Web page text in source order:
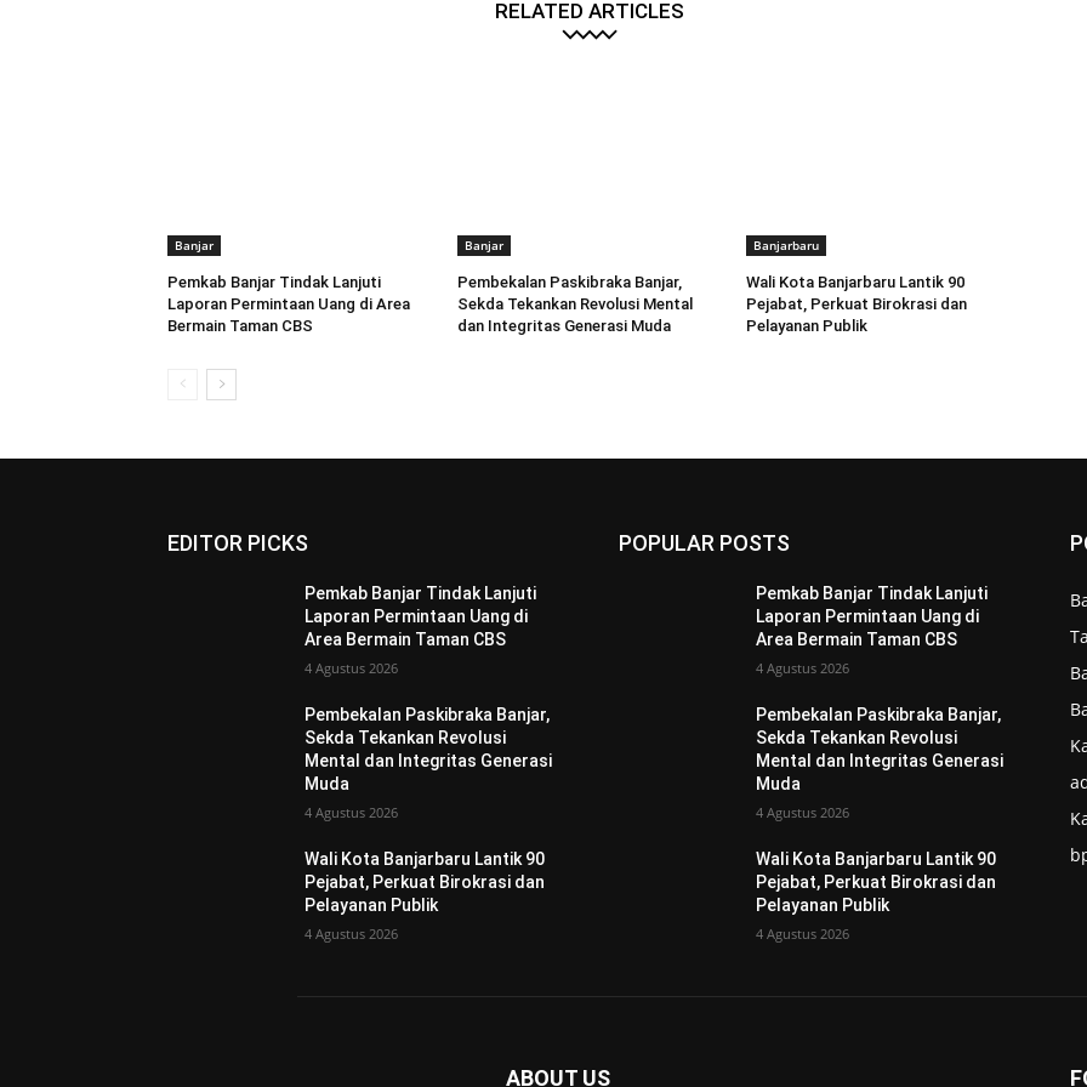
RELATED ARTICLES
Banjar
Pemkab Banjar Tindak Lanjuti
Laporan Permintaan Uang di Area
Bermain Taman CBS
Banjar
Pembekalan Paskibraka Banjar,
Sekda Tekankan Revolusi Mental
dan Integritas Generasi Muda
Banjarbaru
Wali Kota Banjarbaru Lantik 90
Pejabat, Perkuat Birokrasi dan
Pelayanan Publik
EDITOR PICKS
Pemkab Banjar Tindak Lanjuti
Laporan Permintaan Uang di
Area Bermain Taman CBS
4 Agustus 2026
Pembekalan Paskibraka Banjar,
Sekda Tekankan Revolusi
Mental dan Integritas Generasi
Muda
4 Agustus 2026
Wali Kota Banjarbaru Lantik 90
Pejabat, Perkuat Birokrasi dan
Pelayanan Publik
4 Agustus 2026
POPULAR POSTS
Pemkab Banjar Tindak Lanjuti
Laporan Permintaan Uang di
Area Bermain Taman CBS
4 Agustus 2026
Pembekalan Paskibraka Banjar,
Sekda Tekankan Revolusi
Mental dan Integritas Generasi
Muda
4 Agustus 2026
Wali Kota Banjarbaru Lantik 90
Pejabat, Perkuat Birokrasi dan
Pelayanan Publik
4 Agustus 2026
ABOUT US